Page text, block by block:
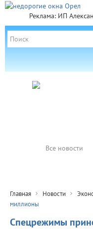
Реклама: ИП
Все новости
Главная Новости
миллионы
Спецрежимы